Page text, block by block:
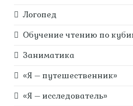
Логопед
Обучение чтению по
Заниматика
«Я – путешественник»
«Я – исследователь»